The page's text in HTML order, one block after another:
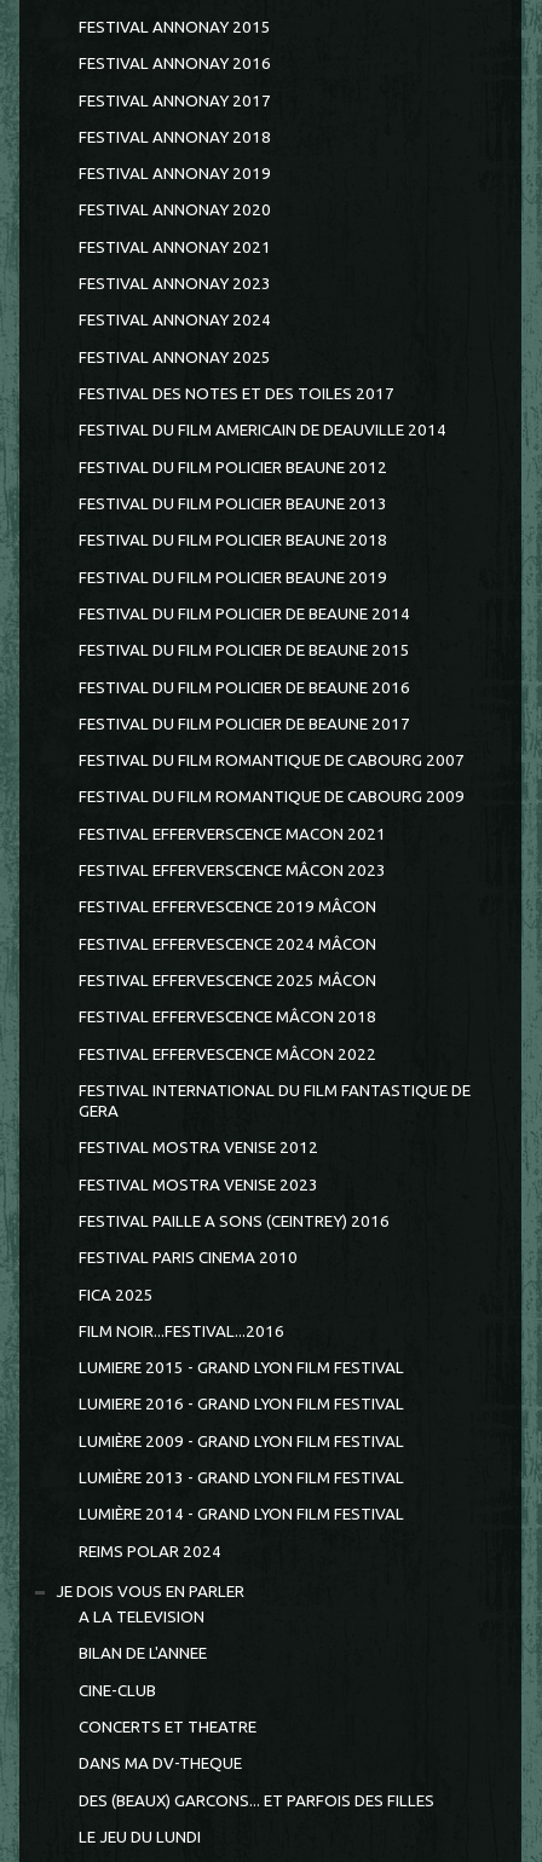
FESTIVAL ANNONAY 2015
FESTIVAL ANNONAY 2016
FESTIVAL ANNONAY 2017
FESTIVAL ANNONAY 2018
FESTIVAL ANNONAY 2019
FESTIVAL ANNONAY 2020
FESTIVAL ANNONAY 2021
FESTIVAL ANNONAY 2023
FESTIVAL ANNONAY 2024
FESTIVAL ANNONAY 2025
FESTIVAL DES NOTES ET DES TOILES 2017
FESTIVAL DU FILM AMERICAIN DE DEAUVILLE 2014
FESTIVAL DU FILM POLICIER BEAUNE 2012
FESTIVAL DU FILM POLICIER BEAUNE 2013
FESTIVAL DU FILM POLICIER BEAUNE 2018
FESTIVAL DU FILM POLICIER BEAUNE 2019
FESTIVAL DU FILM POLICIER DE BEAUNE 2014
FESTIVAL DU FILM POLICIER DE BEAUNE 2015
FESTIVAL DU FILM POLICIER DE BEAUNE 2016
FESTIVAL DU FILM POLICIER DE BEAUNE 2017
FESTIVAL DU FILM ROMANTIQUE DE CABOURG 2007
FESTIVAL DU FILM ROMANTIQUE DE CABOURG 2009
FESTIVAL EFFERVERSCENCE MACON 2021
FESTIVAL EFFERVERSCENCE MÂCON 2023
FESTIVAL EFFERVESCENCE 2019 MÂCON
FESTIVAL EFFERVESCENCE 2024 MÂCON
FESTIVAL EFFERVESCENCE 2025 MÂCON
FESTIVAL EFFERVESCENCE MÂCON 2018
FESTIVAL EFFERVESCENCE MÂCON 2022
FESTIVAL INTERNATIONAL DU FILM FANTASTIQUE DE
GERA
FESTIVAL MOSTRA VENISE 2012
FESTIVAL MOSTRA VENISE 2023
FESTIVAL PAILLE A SONS (CEINTREY) 2016
FESTIVAL PARIS CINEMA 2010
FICA 2025
FILM NOIR...FESTIVAL...2016
LUMIERE 2015 - GRAND LYON FILM FESTIVAL
LUMIERE 2016 - GRAND LYON FILM FESTIVAL
LUMIÈRE 2009 - GRAND LYON FILM FESTIVAL
LUMIÈRE 2013 - GRAND LYON FILM FESTIVAL
LUMIÈRE 2014 - GRAND LYON FILM FESTIVAL
REIMS POLAR 2024
JE DOIS VOUS EN PARLER
A LA TELEVISION
BILAN DE L'ANNEE
CINE-CLUB
CONCERTS ET THEATRE
DANS MA DV-THEQUE
DES (BEAUX) GARCONS... ET PARFOIS DES FILLES
LE JEU DU LUNDI